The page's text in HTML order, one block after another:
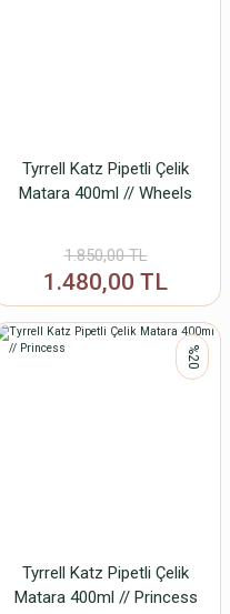
Tyrrell Katz Pipetli Çelik
Matara 400ml // Wheels
1.850,00 TL
1.480,00 TL
%20
Tyrrell Katz Pipetli Çelik
Matara 400ml // Princess